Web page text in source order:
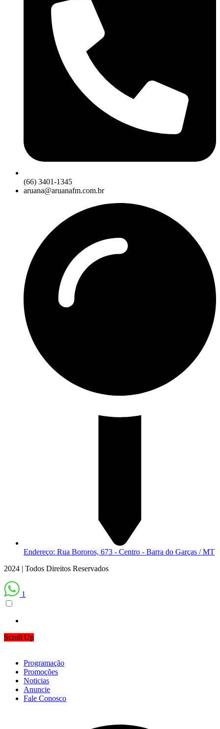
(66) 3401-1345
aruana@aruanafm.com.br
Endereço: Rua Bororos, 673 - Centro - Barra do Garças / MT
2024 | Todos Direitos Reservados
1
Scroll Up
Programação
Promoções
Noticias
Anuncie
Fale Conosco